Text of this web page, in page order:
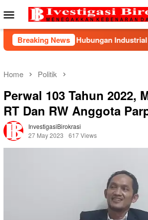
to
Mobile
Menu
Breaking News
Hubungan Industrial Harmonis di PT
Home Politik
Perwal 103 Tahun 2022,
RT Dan RW Anggota
InvestigasiBirokrasi
27 May 2023
617 Views